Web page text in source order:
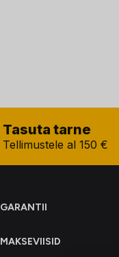
Tasuta tarne
Tellimustele al 150 €
GARANTII
MAKSEVIISID